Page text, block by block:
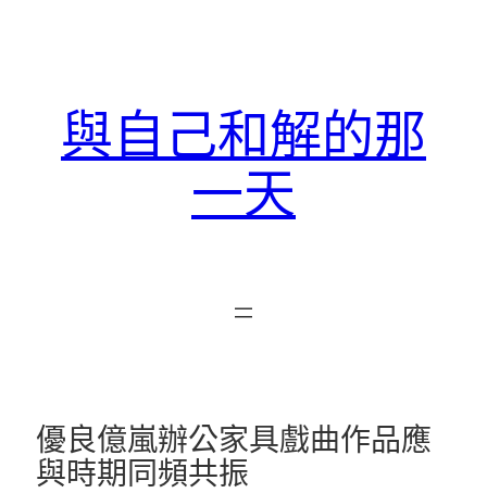
與自己和解的那
一天
優良億嵐辦公家具戲曲作品應
與時期同頻共振